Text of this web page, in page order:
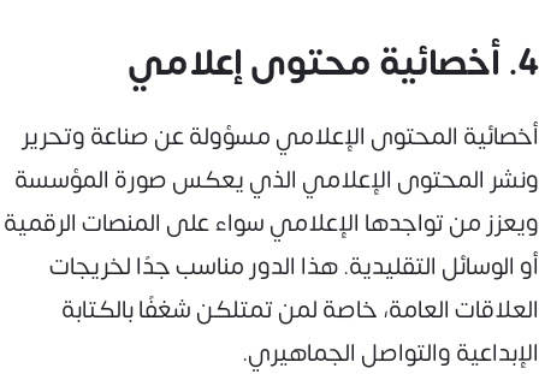
4. أخصائية محتوى إعلامي
أخصائية المحتوى الإعلامي مسؤولة عن صناعة وتحرير
ونشر المحتوى الإعلامي الذي يعكس صورة المؤسسة
ويعزز من تواجدها الإعلامي سواء على المنصات الرقمية
أو الوسائل التقليدية. هذا الدور مناسب جدًا لخريجات
العلاقات العامة، خاصة لمن تمتلكن شغفًا بالكتابة
الإبداعية والتواصل الجماهيري.